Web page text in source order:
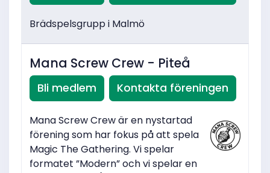
Brädspelsgrupp i Malmö
Mana Screw Crew - Piteå
Bli medlem Kontakta föreningen
Mana Screw Crew är en nystartad
förening som har fokus på att spela
Magic The Gathering. Vi spelar
formatet ”Modern” och vi spelar en